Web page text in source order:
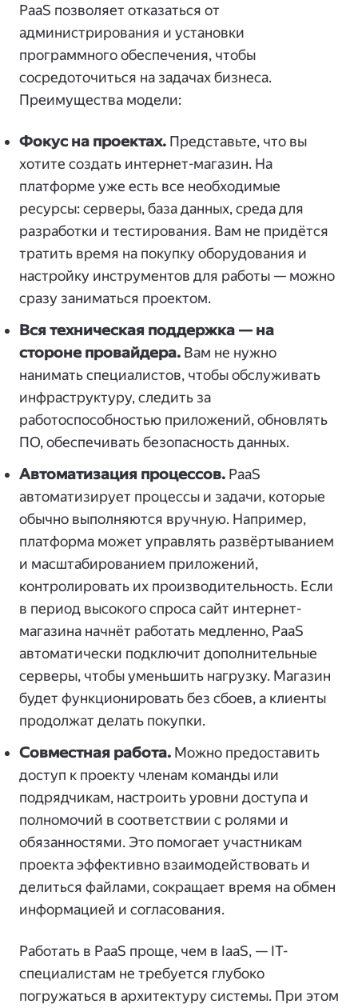
PaaS позволяет отказаться от
администрирования и установки
программного обеспечения, чтобы
сосредоточиться на задачах бизнеса.
Преимущества модели:
Фокус на проектах. Представьте, что вы
хотите создать интернет-магазин. На
платформе уже есть все необходимые
ресурсы: серверы, база данных, среда для
разработки и тестирования. Вам не придётся
тратить время на покупку оборудования и
настройку инструментов для работы — можно
сразу заниматься проектом.
Вся техническая поддержка — на
стороне провайдера. Вам не нужно
нанимать специалистов, чтобы обслуживать
инфраструктуру, следить за
работоспособностью приложений, обновлять
ПО, обеспечивать безопасность данных.
Автоматизация процессов. PaaS
автоматизирует процессы и задачи, которые
обычно выполняются вручную. Например,
платформа может управлять развёртыванием
и масштабированием приложений,
контролировать их производительность. Если
в период высокого спроса сайт интернет-
магазина начнёт работать медленно, PaaS
автоматически подключит дополнительные
серверы, чтобы уменьшить нагрузку. Магазин
будет функционировать без сбоев, а клиенты
продолжат делать покупки.
Совместная работа. Можно предоставить
доступ к проекту членам команды или
подрядчикам, настроить уровни доступа и
полномочий в соответствии с ролями и
обязанностями. Это помогает участникам
проекта эффективно взаимодействовать и
делиться файлами, сокращает время на обмен
информацией и согласования.
Работать в PaaS проще, чем в IaaS, — IT-
специалистам не требуется глубоко
погружаться в архитектуру системы. При этом